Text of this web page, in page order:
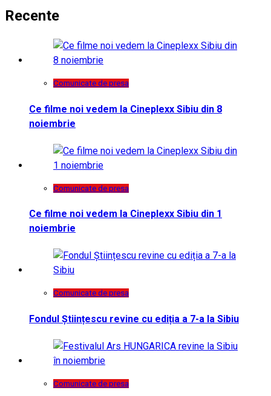
Recente
Comunicate de presa
Ce filme noi vedem la Cineplexx Sibiu din 8
noiembrie
Comunicate de presa
Ce filme noi vedem la Cineplexx Sibiu din 1
noiembrie
Comunicate de presa
Fondul Științescu revine cu ediția a 7-a la Sibiu
Comunicate de presa